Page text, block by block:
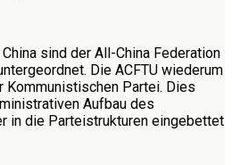
sind der All-China Federation
Die ACFTU wiederum
Kommunistischen Partei. Dies
Aufbau des
in die Parteistrukturen eingebettet